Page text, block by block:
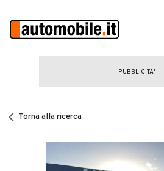
CERCA
Torna alla ricerca